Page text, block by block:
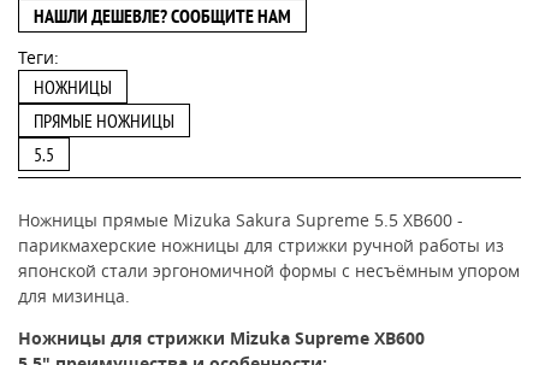
НАШЛИ ДЕШЕВЛЕ? СООБЩИТЕ НАМ
Теги:
НОЖНИЦЫ
ПРЯМЫЕ НОЖНИЦЫ
5.5
Ножницы прямые Mizuka Sakura Supreme 5.5 XB600 -
парикмахерские ножницы для стрижки ручной работы из
японской стали эргономичной формы с несъёмным упором
для мизинца
Ножницы для стрижки Mizuka Supreme XB600